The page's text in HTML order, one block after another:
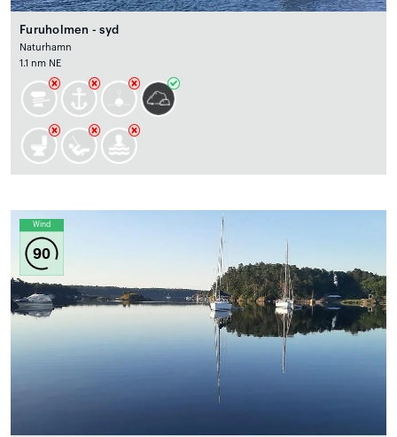
Furuholmen - syd
Naturhamn
1.1 nm NE
Wind
90